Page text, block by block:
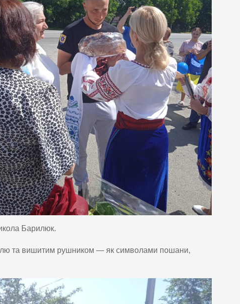
Барилюк.
та вишитим рушником — як символами пошани,